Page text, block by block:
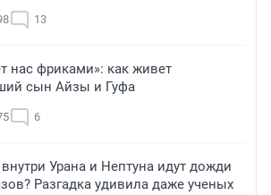
13
нас фриками»: как живет
сын Айзы и Гуфа
6
Урана и Нептуна идут дожди
Разгадка удивила даже ученых